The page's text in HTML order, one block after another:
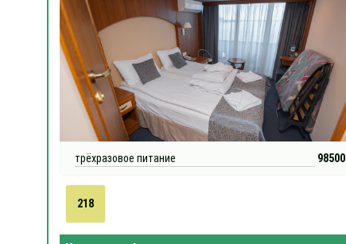
трёхразовое питание 98500
218